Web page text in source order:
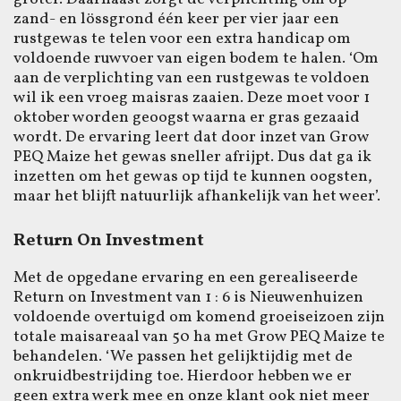
zand- en lössgrond één keer per vier jaar een
rustgewas te telen voor een extra handicap om
voldoende ruwvoer van eigen bodem te halen. ‘Om
aan de verplichting van een rustgewas te voldoen
wil ik een vroeg maisras zaaien. Deze moet voor 1
oktober worden geoogst waarna er gras gezaaid
wordt. De ervaring leert dat door inzet van Grow
PEQ Maize het gewas sneller afrijpt. Dus dat ga ik
inzetten om het gewas op tijd te kunnen oogsten,
maar het blijft natuurlijk afhankelijk van het weer’.
Return On Investment
Met de opgedane ervaring en een gerealiseerde
Return on Investment van 1 : 6 is Nieuwenhuizen
voldoende overtuigd om komend groeiseizoen zijn
totale maisareaal van 50 ha met Grow PEQ Maize te
behandelen. ‘We passen het gelijktijdig met de
onkruidbestrijding toe. Hierdoor hebben we er
geen extra werk mee en onze klant ook niet meer